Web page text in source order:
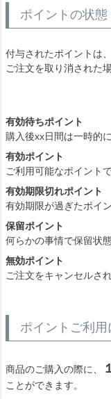
ポイントの状態
付与されたポイントは
ご注文を取り消された
有効待ちポイント
購入後xx日間は一時的
有効ポイント
ご利用可能なポイントで
有効期限切れポイント
有効期限が過ぎたポイン
保留ポイント
何らかの事情で保留状
無効ポイント
ご注文をキャンセルさ
ポイントご利用
商品のご購入の際に、
ことができます。